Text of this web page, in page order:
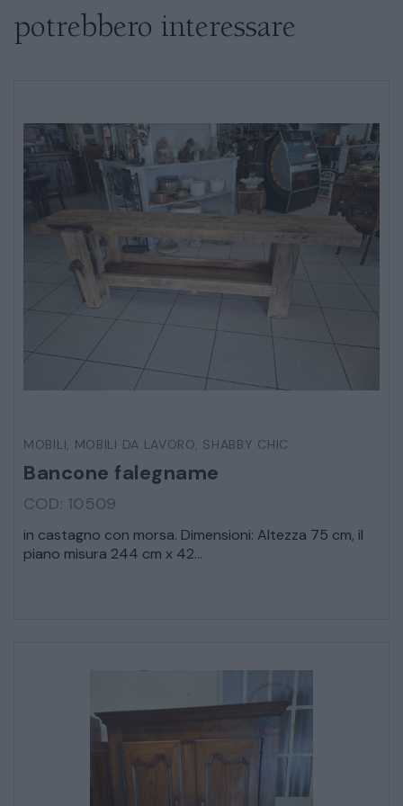
CATALOGO COMPLETO
MOBILI
potrebbero interessare
MOBILI, MOBILI DA LAVORO, SHABBY CHIC
Bancone falegname
COD: 10509
in castagno con morsa. Dimensioni: Altezza 75 cm, il
piano misura 244 cm x 42...